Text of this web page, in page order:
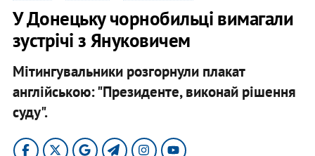
У Донецьку чорнобильці вимагали
зустрічі з Януковичем
Мітингувальники розгорнули плакат
англійською: "Президенте, виконай рішення
суду".